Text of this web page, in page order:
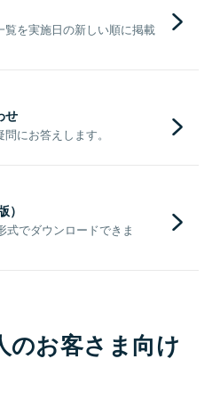
を実施日の新しい順に掲載
せ
にお答えします。
）
式でダウンロードできま
のお客さま向け